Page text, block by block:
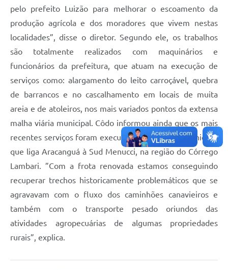
pelo prefeito Luizão para melhorar o escoamento da
produção agrícola e dos moradores que vivem nestas
localidades”, disse o diretor. Segundo ele, os trabalhos
são totalmente realizados com maquinários e
funcionários da prefeitura, que atuam na execução de
serviços como: alargamento do leito carroçável, quebra
de barrancos e no cascalhamento em locais de muita
areia e de atoleiros, nos mais variados pontos da extensa
malha viária municipal. Côdo informou ainda que os mais
recentes serviços foram executados na estrada municipal
que liga Aracanguá à Sud Menucci, na região do Córrego
Lambari. ”Com a frota renovada estamos conseguindo
recuperar trechos historicamente problemáticos que se
agravavam com o fluxo dos caminhões canavieiros e
também com o transporte pesado oriundos das
atividades agropecuárias de algumas propriedades
rurais”, explica.